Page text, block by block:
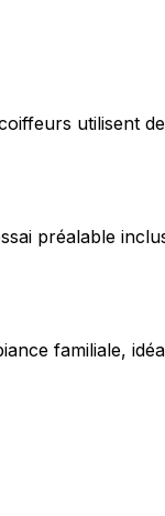
utilisent
préalable
familiale,